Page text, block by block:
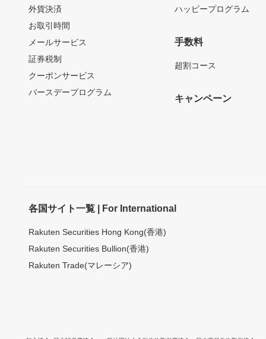
外貨決済
お取引時間
メールサービス
証券税制
クーポンサービス
バースデープログラム
ハッピープログラム
手数料
超割コース
キャンペーン
各国サイト一覧 | For International
Rakuten Securities Hong Kong(香港)
Rakuten Securities Bullion(香港)
Rakuten Trade(マレーシア)